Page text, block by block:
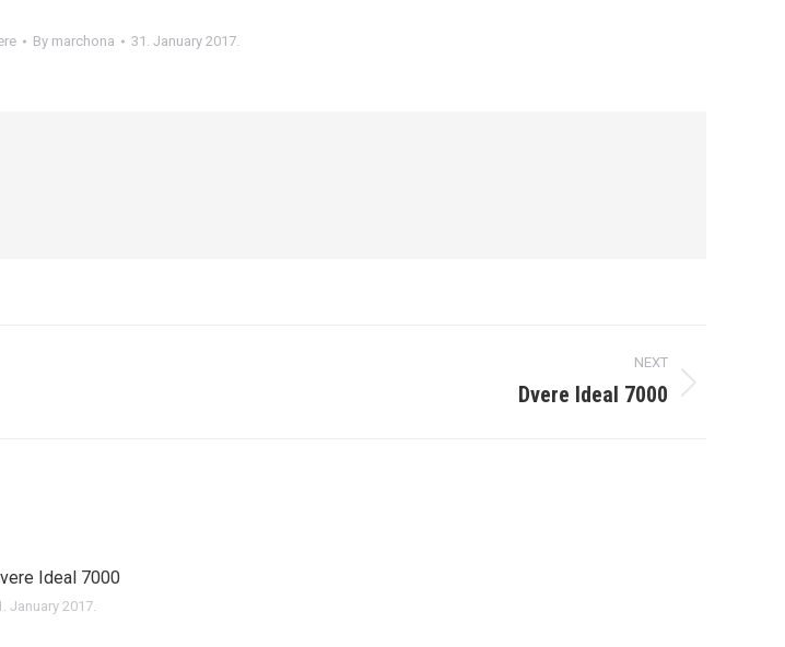
By marchona 31. January 2017.
NEXT
Dvere Ideal 7000
Ideal 7000
January 2017.